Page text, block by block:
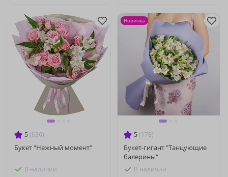
5 (636)
Букет "Нежный момент"
В наличии
5 (178)
Букет-гигант "Танцующие
балерины"
В наличии
Новинка